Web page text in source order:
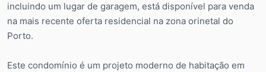
incluindo um lugar de garagem, está disponível para venda
na mais recente oferta residencial na zona orinetal do
Porto.
Este condomínio é um projeto moderno de habitação em